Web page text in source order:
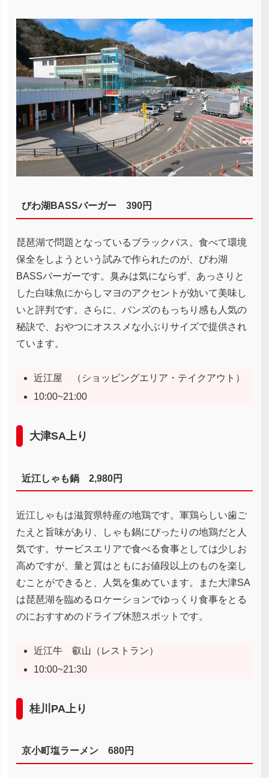
びわ湖BASSバーガー 390円
琵琶湖で問題となっているブラックバス。食べて環境
保全をしようという試みで作られたのが、びわ湖
BASSバーガーです。臭みは気にならず、あっさりと
した白味魚にからしマヨのアクセントが効いて美味し
いと評判です。さらに、バンズのもっちり感も人気の
秘訣で、おやつにオススメな小ぶりサイズで提供され
ています。
近江屋 （ショッピングエリア・テイクアウト）
10:00~21:00
大津SA上り
近江しゃも鍋 2,980円
近江しゃもは滋賀県特産の地鶏です。軍鶏らしい歯ご
たえと旨味があり、しゃも鍋にぴったりの地鶏だと人
気です。サービスエリアで食べる食事としては少しお
高めですが、量と質はともにお値段以上のものを楽し
むことができると、人気を集めています。また大津SA
は琵琶湖を臨めるロケーションでゆっくり食事をとる
のにおすすめのドライブ休憩スポットです。
近江牛 叡山（レストラン）
10:00~21:30
桂川PA上り
京小町塩ラーメン 680円